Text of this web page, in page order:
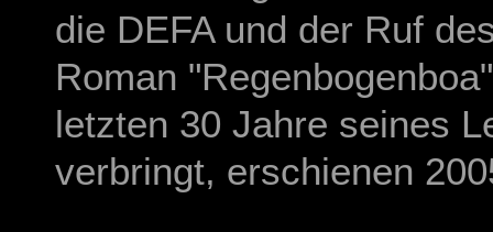
die DEFA und der Ruf
Roman "Regenbogenboa"
letzten 30 Jahre seines
verbringt, erschienen